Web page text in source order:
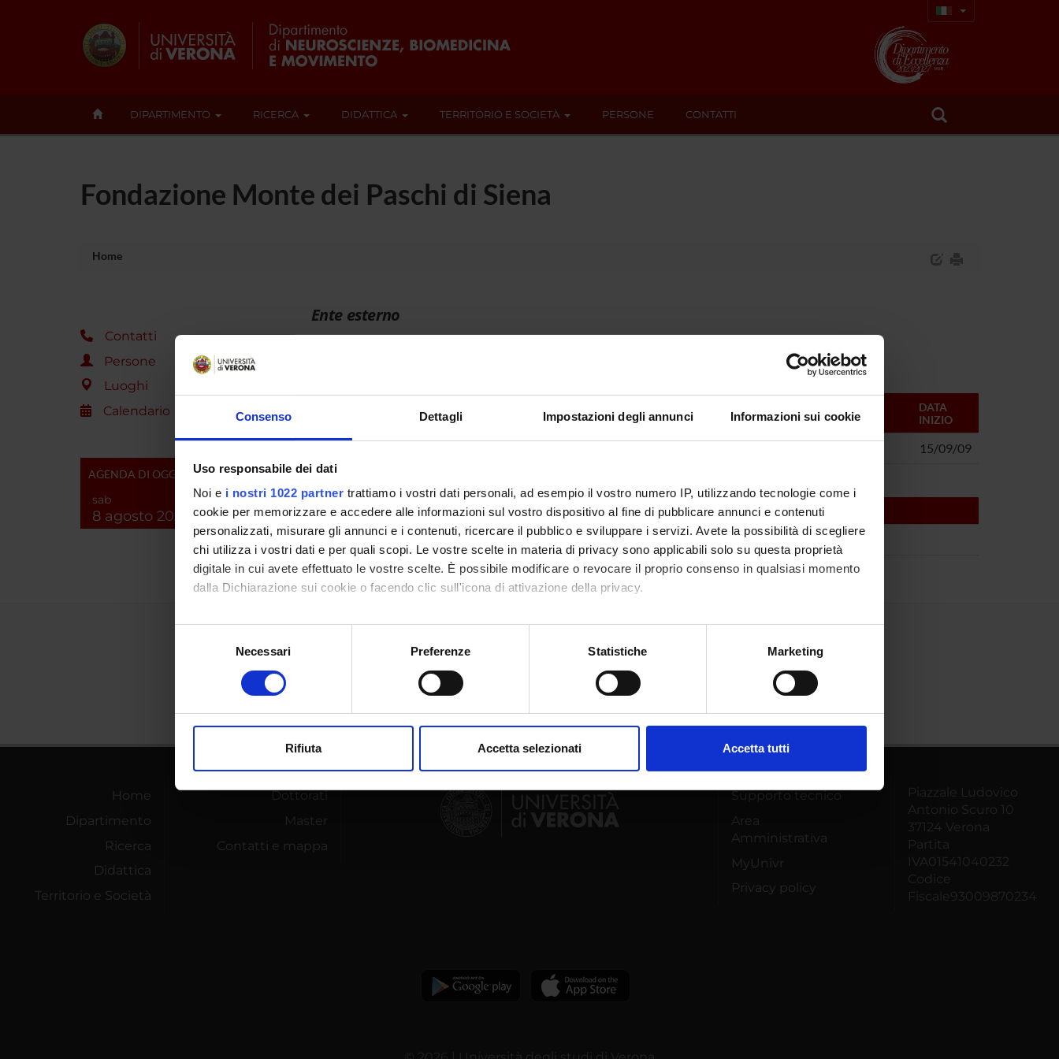
Consenso Dettagli Impostazioni degli annunci Informazioni sui cookie
Uso responsabile dei dati
Noi e i nostri 1022 partner trattiamo i vostri dati personali, ad esempio il vostro numero IP, utilizzando tecnologie come i
cookie per memorizzare e accedere alle informazioni sul vostro dispositivo al fine di pubblicare annunci e contenuti
personalizzati, misurare gli annunci e i contenuti, ricercare il pubblico e sviluppare i servizi. Avete la possibilità di scegliere
chi utilizza i vostri dati e per quali scopi. Le vostre scelte in materia di privacy sono applicabili solo su questa proprietà
digitale in cui avete effettuato le vostre scelte. È possibile modificare o revocare il proprio consenso in qualsiasi momento
dalla Dichiarazione sui cookie o facendo clic sull'icona di attivazione della privacy.
Con il tuo consenso, vorremmo anche:
raccogliere informazioni sulla tua posizione geografica, con un'approssimazione di qualche metro,
digitali).
modificare o ritirare il tuo consenso in qualsiasi momento dalla Dichiarazione sui cookie.
che hanno raccolto dal tuo utilizzo dei loro servizi.
Necessari Preferenze Statistiche Marketing
Rifiuta Accetta selezionati Accetta tutti
DIPARTIMENTO RICERCA DIDATTICA TERRITORIO E SOCIETÀ PERSONE CONTATTI
Fondazione Monte dei Paschi di Siena
Home
Contatti
Persone
Luoghi
Calendario
AGENDA DI OGGI
sab
8 agosto 2026
Ente esterno
DATA
INIZIO
15/09/09
NUMERO FINANZIAMENTI
ANNO
NUMERO
2009 1
Home
Dipartimento
Ricerca
Didattica
Territorio e Società
Master
Contatti e mappa
Area
Amministrativa
MyUnivr
Privacy policy
Piazzale Ludovico
Antonio Scuro 10
37124 Verona
Partita
IVA01541040232
Codice
Fiscale93009870234